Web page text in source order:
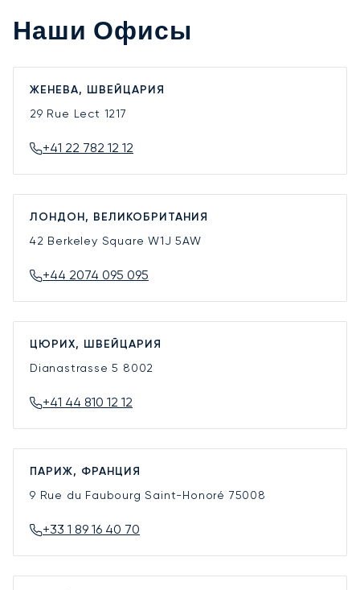
Наши Офисы
ЖЕНЕВА, ШВЕЙЦАРИЯ
29 Rue Lect 1217
+41 22 782 12 12
ЛОНДОН, ВЕЛИКОБРИТАНИЯ
42 Berkeley SquareW1J 5AW
+44 2074 095 095
ЦЮРИХ, ШВЕЙЦАРИЯ
Dianastrasse 5 8002
+41 44 810 12 12
ПАРИЖ, ФРАНЦИЯ
9 Rue du Faubourg Saint-Honoré 75008
+33 1 89 16 40 70